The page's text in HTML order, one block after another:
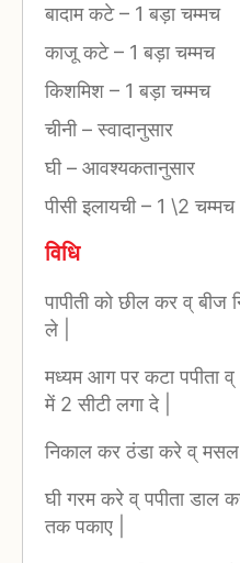
बादाम कटे– 1 बड़ा चम्मच
काजू कटे– 1 बड़ा चम्मच
किशमिश – 1 बड़ा चम्मच
चीनी–स्वादानुसार
घी– आवश्यकतानुसार
पीसी इलायची– 1 \2 चम्मच
विधि
पापीती को छील कर व्
ले |
मध्यम आग पर कटा पपीता
में 2 सीटी लगा दे |
निकाल कर ठंडा करे व् मसल
घी गरम करे व् पपीता डाल
तक पकाए |